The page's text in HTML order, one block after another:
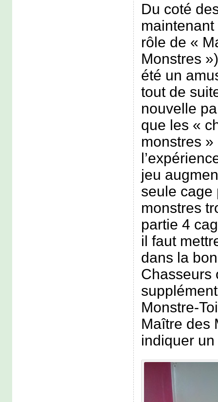
Du coté
maintenant
rôle de «
Monstres
été un
tout de
nouvelle
que les «
monstres
jeu
seule cage
monstres
partie 4
il faut
dans la
Chasseurs
Monstre-
Maître des
indiquer